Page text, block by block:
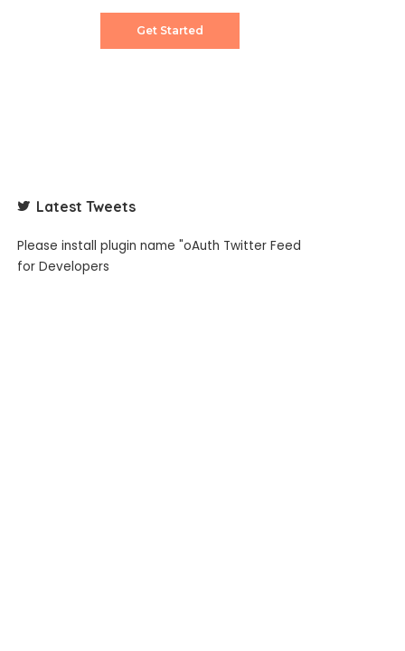
Get Started
Latest Tweets
Please install plugin name "oAuth Twitter Feed
for Developers